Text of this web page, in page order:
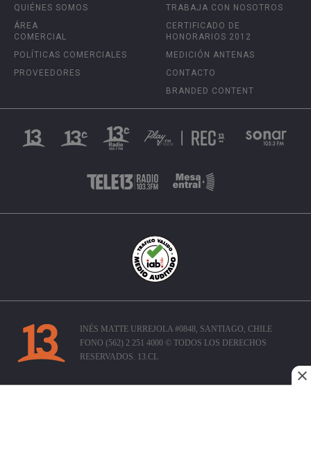
QUIÉNES SOMOS
ÁREA
COMERCIAL
POLÍTICAS COMERCIALES
PROVEEDORES
TRABAJA CON NOSOTROS
CERTIFICADO DE
HONORARIOS 2012
MEDICIÓN ANTENAS
CONTACTO
BRANDED CONTENT
INÉS MATTE URREJOLA #0848, SANTIAGO, CHILE
FONO (562) 2 251 4000 © TODOS LOS DERECHOS
RESERVADOS. 13.CL